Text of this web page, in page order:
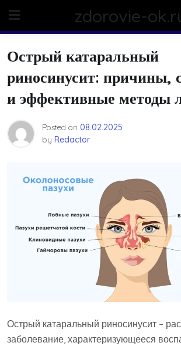
content
zdorovie-
Острый катаральный
риносинусит: причины,
и эффективные методы
Posted on 08.02.2025
by Redactor
Острый катаральный риносинусит –
заболевание‚ характеризующееся